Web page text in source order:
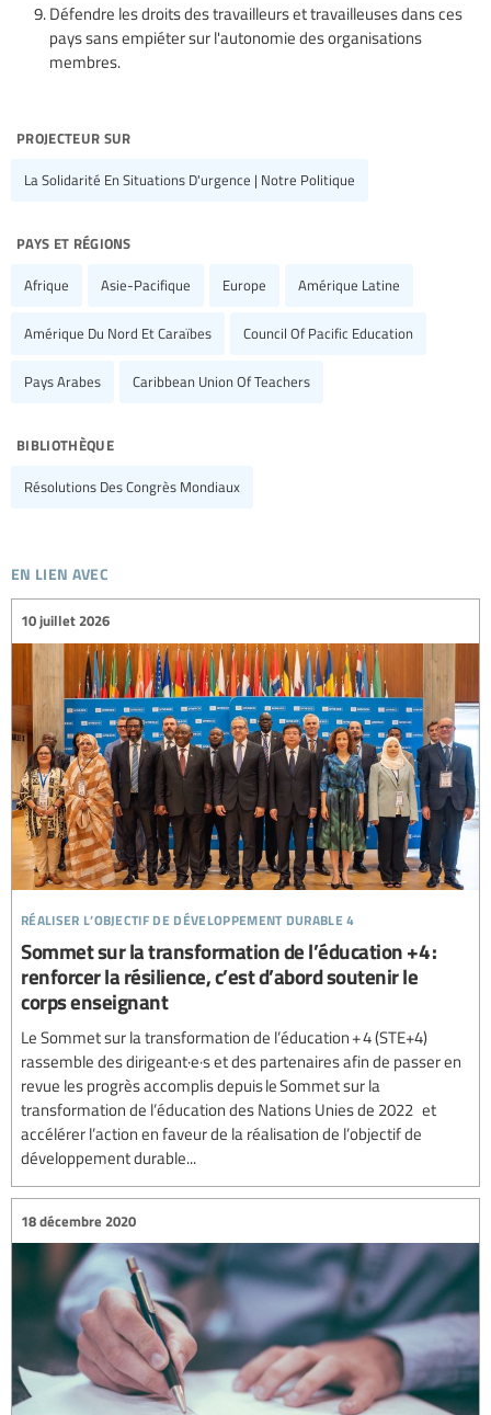
Défendre les droits des travailleurs et travailleuses dans ces
pays sans empiéter sur l'autonomie des organisations
membres.
projecteur sur
La Solidarité En Situations D'urgence | Notre Politique
pays et régions
Afrique Asie-Pacifique Europe Amérique Latine
Amérique Du Nord Et Caraïbes Council Of Pacific Education
Pays Arabes Caribbean Union Of Teachers
bibliothèque
Résolutions Des Congrès Mondiaux
en lien avec
réaliser l’objectif de développement durable 4
10 juillet 2026
Sommet sur la transformation de l’éducation +4 :
renforcer la résilience, c’est d’abord soutenir le
corps enseignant
Le Sommet sur la transformation de l’éducation + 4 (STE+4)
rassemble des dirigeant·e·s et des partenaires afin de passer en
revue les progrès accomplis depuis le Sommet sur la
transformation de l’éducation des Nations Unies de 2022 et
accélérer l’action en faveur de la réalisation de l’objectif de
développement durable...
18 décembre 2020